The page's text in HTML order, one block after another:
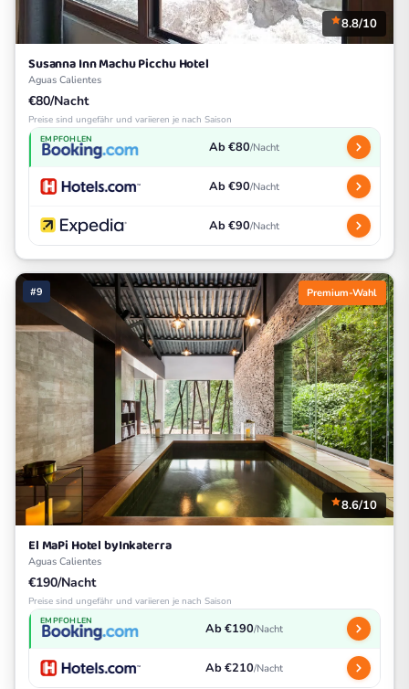
8.8/10
Susanna Inn Machu Picchu Hotel
Aguas Calientes
€80/Nacht
Preise sind ungefähr und variieren je nach Saison
EMPFOHLEN Ab €80/Nacht
Ab €90/Nacht
Ab €90/Nacht
#9 Premium-Wahl
8.6/10
El MaPi Hotel byInkaterra
Aguas Calientes
€190/Nacht
Preise sind ungefähr und variieren je nach Saison
EMPFOHLEN Ab €190/Nacht
Ab €210/Nacht